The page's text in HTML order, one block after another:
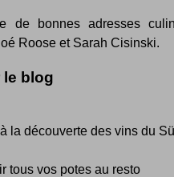
de bonnes adresses
Roose et Sarah Cisinski.
le blog
la découverte des vins du
tous vos potes au resto